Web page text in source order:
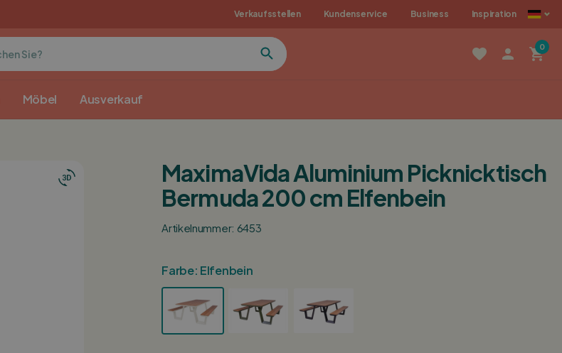
MaximaVida originalsVerkaufsstellen Kundenservice Business Inspiration
0
Möbel Ausverkauf
MaximaVida Aluminium Picknicktisch
Bermuda 200 cm Elfenbein
Artikelnummer: 6453
Farbe: Elfenbein